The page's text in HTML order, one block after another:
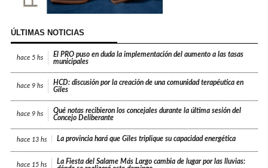
ÚLTIMAS NOTICIAS
hace 5 hs
El PRO puso en duda la implementación del aumento a las tasas
municipales
hace 9 hs
HCD: discusión por la creación de una comunidad terapéutica en
Giles
hace 9 hs
Qué notas recibieron los concejales durante la última sesión del
Concejo Deliberante
hace 13 hs La provincia hará que Giles triplique su capacidad energética
hace 15 hs
La Fiesta del Salame Más Largo cambia de lugar por las lluvias: